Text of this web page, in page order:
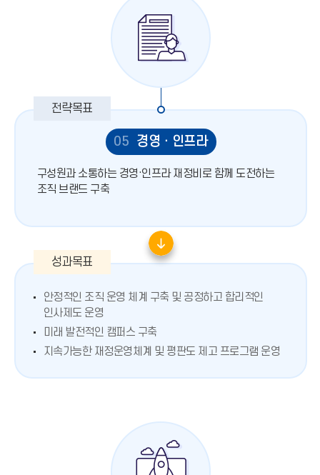
05 경영ㆍ인프라
구성원과 소통하는 경영·인프라 재정비로 함께 도전하는
조직 브랜드 구축
안정적인 조직 운영 체계 구축 및 공정하고 합리적인
인사제도 운영
미래 발전적인 캠퍼스 구축
지속가능한 재정운영체계 및 평판도 제고 프로그램 운영